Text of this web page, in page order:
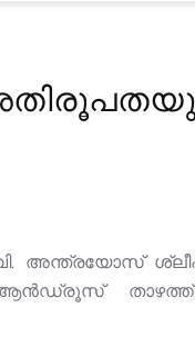
അന്ത്രയോസ്
ആൻഡ്രൂസ് താഴത്ത്